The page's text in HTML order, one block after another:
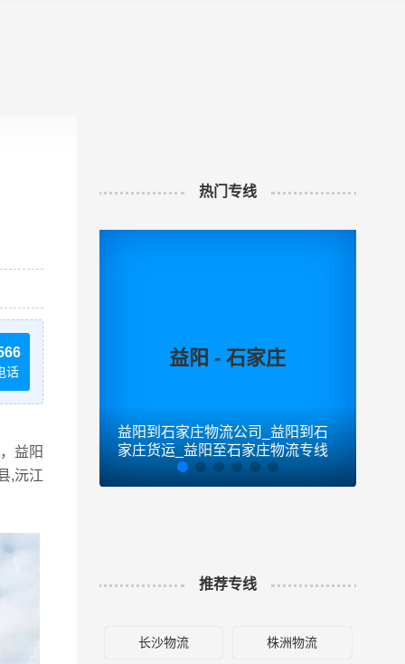
话
益阳
,沅江
热门专线
益阳 - 石家庄
益阳到石家庄物流公司_益阳到石
家庄货运_益阳至石家庄物流专线
推荐专线
长沙物流 株洲物流